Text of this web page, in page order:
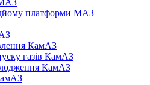
платформи МАЗ
КамАЗ
газів КамАЗ
КамАЗ